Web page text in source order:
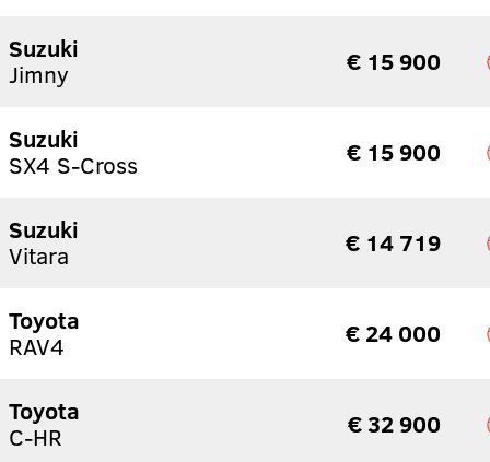
Suzuki
Jimny
€ 15 900
Suzuki
SX4 S-Cross
€ 15 900
Suzuki
Vitara
€ 14 719
Toyota
RAV4
€ 24 000
Toyota
C-HR
€ 32 900